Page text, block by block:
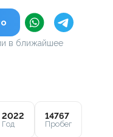
в ближайшее
2022
Год
14767
Пробег